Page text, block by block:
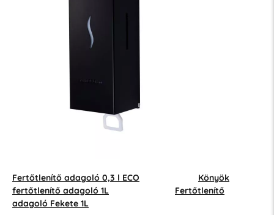
Fertőtlenítő adagoló 0,3 l ECO
Könyök
fertőtlenítő adagoló 1L
Fertőtlenítő
adagoló Fekete 1L